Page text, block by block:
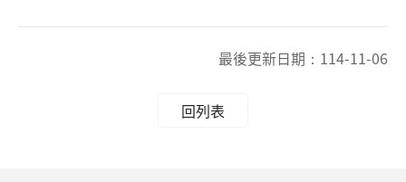
最後更新日期： 114-11-06
回列表